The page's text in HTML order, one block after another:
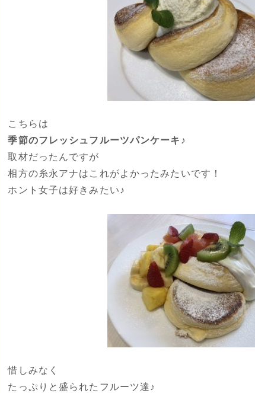
こちらは
季節のフレッシュフルーツパンケーキ♪
取材だったんですが
相方の糸永アナはこれがよかったみたいです！
ホント女子は好きみたい♪
惜しみなく
たっぷりと盛られたフルーツ達♪